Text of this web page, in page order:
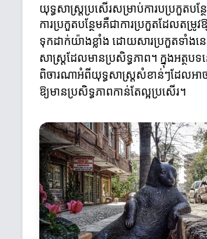
យុទ្ធសាស្ត្រប្រសើរ​សម្រាប់ការបប្រកួតបន្ថ
ការប្រកួតបន្ថែមគឺជាការប្រកួតដែលតម្រូវ
ទុកដាក់យ៉ាងខ្លាំង ដោយសារប្រកួតទាំងនេ
សាស្ត្រដែលមានប្រសិទ្ធភាព។ ក្នុងអត្ថប
ពិចារណាអំពីយុទ្ធសាស្ត្រសំខាន់ៗដែលអា
ឱ្យមានប្រសិទ្ធភាពកាន់តែល្អប្រសើរ។